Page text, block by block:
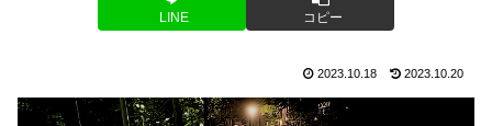
LINE コピー
2023.10.18 2023.10.20